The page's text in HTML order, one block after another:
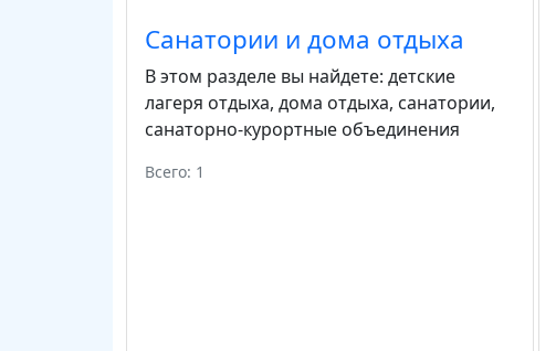
Санатории и дома отдыха
В этом разделе вы найдете: детские
лагеря отдыха, дома отдыха, санатории,
санаторно-курортные объединения
Всего: 1